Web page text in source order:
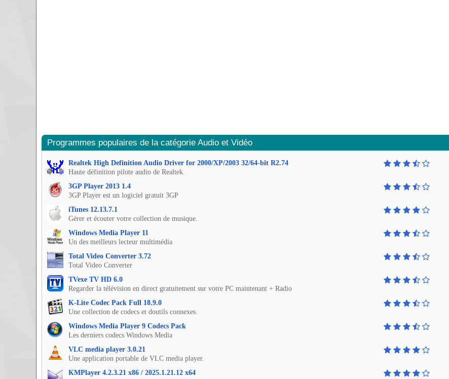
Programmes populaires de la catégorie Audio et Vidéo
Realtek High Definition Audio Driver for 2000/XP/2003 32/64-bit R2.74
Haute définition pilote audio de Realtek.
3GP Player 2013 1.4
3GP Player est un logiciel gratuit 3GP
iTunes 12.13.7.1
Gérer et écouter votre collection de musique.
Windows Media Player 11
Un des meilleurs lecteur multimédia
Total Video Converter 3.72
Total Video Converter
TVexe TV HD 6.0
Regarder la télévision en direct gratuitement sur votre PC maintenant + Radio
K-Lite Codec Pack Full 18.9.0
Une collection de codecs et doutils connexes.
Windows Media Player 9 Codecs Pack
Les derniers codecs Windows Media
VLC media player 3.0.21
Une application portable de VLC media player.
KMPlayer 4.2.3.21 x86 / 2025.1.21.12 x64